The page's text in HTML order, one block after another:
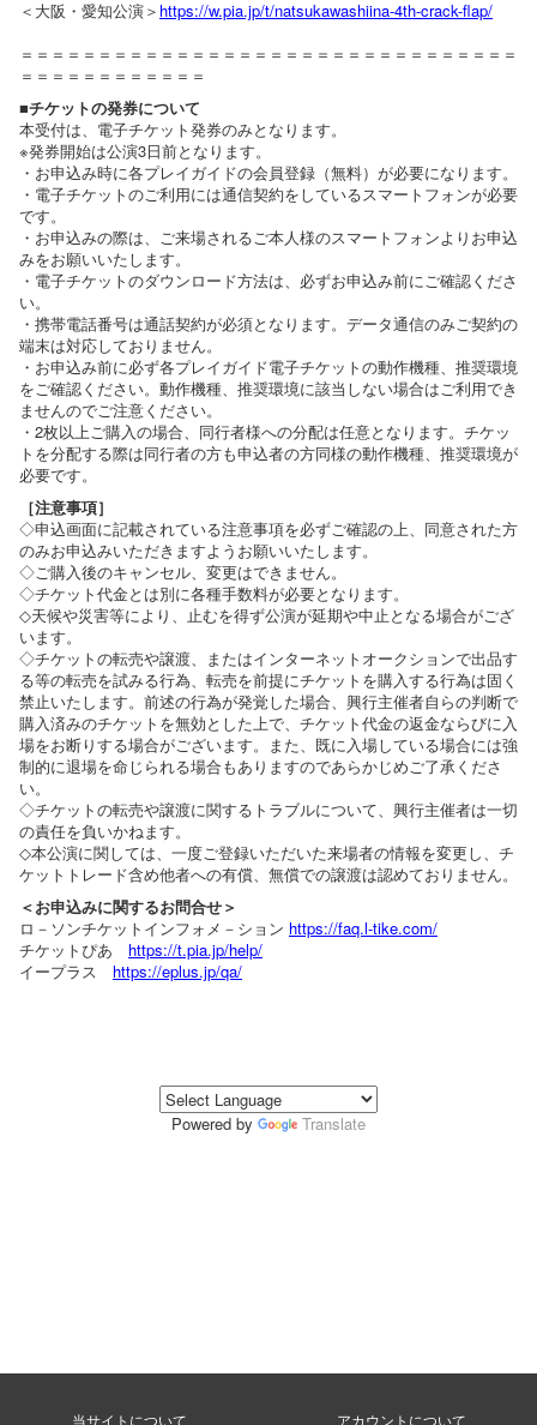
＜大阪・愛知公演＞ https://w.pia.jp/t/natsukawashiina-4th-crack-flap/
＝＝＝＝＝＝＝＝＝＝＝＝＝＝＝＝＝＝＝＝＝＝＝＝＝＝＝＝＝＝＝＝
＝＝＝＝＝＝＝＝＝＝＝＝
■チケットの発券について
本受付は、電子チケット発券のみとなります。
※発券開始は公演3日前となります。
・お申込み時に各プレイガイドの会員登録（無料）が必要になります。
・電子チケットのご利用には通信契約をしているスマートフォンが必要
です。
・お申込みの際は、ご来場されるご本人様のスマートフォンよりお申込
みをお願いいたします。
・電子チケットのダウンロード方法は、必ずお申込み前にご確認くださ
い。
・携帯電話番号は通話契約が必須となります。データ通信のみご契約の
端末は対応しておりません。
・お申込み前に必ず各プレイガイド電子チケットの動作機種、推奨環境
をご確認ください。動作機種、推奨環境に該当しない場合はご利用でき
ませんのでご注意ください。
・2枚以上ご購入の場合、同行者様への分配は任意となります。チケッ
トを分配する際は同行者の方も申込者の方同様の動作機種、推奨環境が
必要です。
［注意事項］
◇申込画面に記載されている注意事項を必ずご確認の上、同意された方
のみお申込みいただきますようお願いいたします。
◇ご購入後のキャンセル、変更はできません。
◇チケット代金とは別に各種手数料が必要となります。
◇天候や災害等により、止むを得ず公演が延期や中止となる場合がござ
います。
◇チケットの転売や譲渡、またはインターネットオークションで出品す
る等の転売を試みる行為、転売を前提にチケットを購入する行為は固く
禁止いたします。前述の行為が発覚した場合、興行主催者自らの判断で
購入済みのチケットを無効とした上で、チケット代金の返金ならびに入
場をお断りする場合がございます。また、既に入場している場合には強
制的に退場を命じられる場合もありますのであらかじめご了承くださ
い。
◇チケットの転売や譲渡に関するトラブルについて、興行主催者は一切
の責任を負いかねます。
◇本公演に関しては、一度ご登録いただいた来場者の情報を変更し、チ
ケットトレード含め他者への有償、無償での譲渡は認めておりません。
＜お申込みに関するお問合せ＞
ロ－ソンチケットインフォメ－ション https://faq.l-tike.com/
チケットぴあ https://t.pia.jp/help/
イープラス https://eplus.jp/qa/
Powered by Translate
当サイトについて アカウントについて